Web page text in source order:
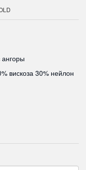
вискоза 30% нейлон